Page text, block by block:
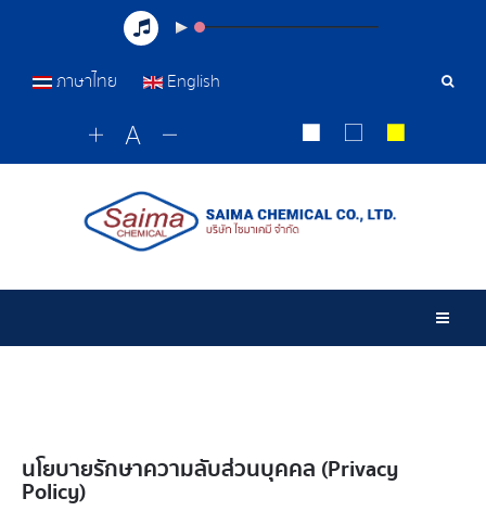
เครื่อ
ภาษาไทย English
นโยบายรักษาความลับส่วนบุคคล (Privacy
Policy)